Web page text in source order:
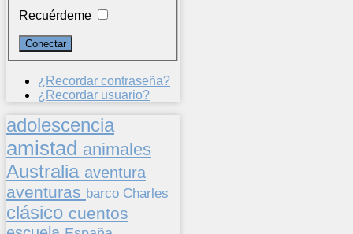
Recuérdeme
¿Recordar contraseña?
¿Recordar usuario?
adolescencia
amistad animales
Australia aventura
aventuras barco Charles
clásico cuentos